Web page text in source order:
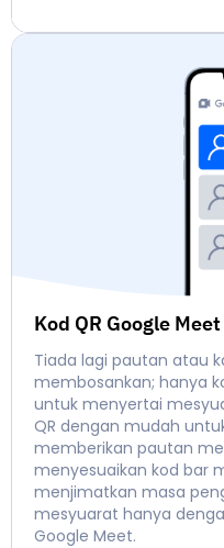
Kod QR Google Meet
Tiada lagi pautan atau
membosankan; hanya
untuk menyertai
QR dengan mudah
memberikan pautan
menyesuaikan kod bar
menjimatkan masa
mesyuarat hanya
Google Meet.